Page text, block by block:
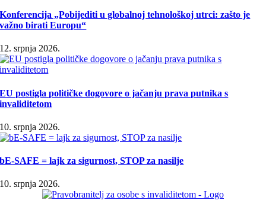
Konferencija „Pobijediti u globalnoj tehnološkoj utrci: zašto je
važno birati Europu“
12. srpnja 2026.
EU postigla političke dogovore o jačanju prava putnika s
invaliditetom
10. srpnja 2026.
bE-SAFE = lajk za sigurnost, STOP za nasilje
10. srpnja 2026.